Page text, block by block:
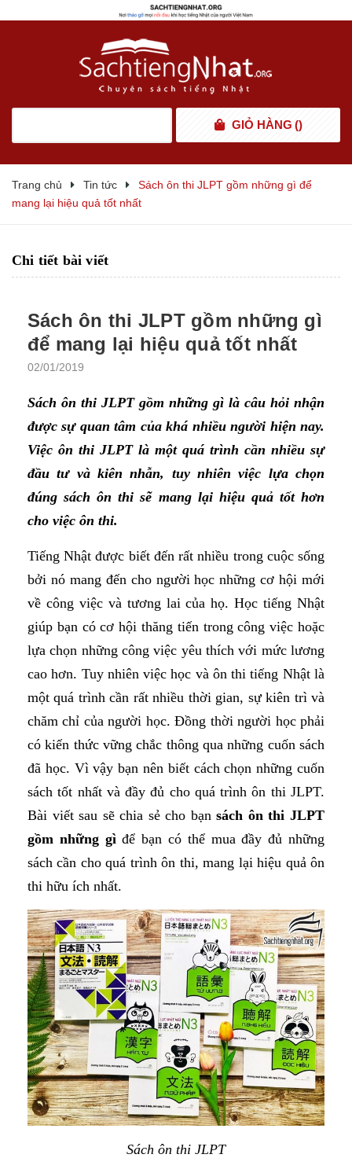
GIỎ HÀNG ()
Trang chủ Tin tức
Sách ôn thi JLPT gồm những gì để
mang lại hiệu quả tốt nhất
Chi tiết bài viết
Sách ôn thi JLPT gồm những gì
để mang lại hiệu quả tốt nhất
02/01/2019
Sách ôn thi JLPT gồm những gì là câu hỏi nhận
được sự quan tâm của khá nhiều người hiện nay.
Việc ôn thi JLPT là một quá trình cần nhiều sự
đầu tư và kiên nhẫn, tuy nhiên việc lựa chọn
đúng sách ôn thi sẽ mang lại hiệu quả tốt hơn
cho việc ôn thi.
Tiếng Nhật được biết đến rất nhiều trong cuộc sống
bởi nó mang đến cho người học những cơ hội mới
về công việc và tương lai của họ. Học tiếng Nhật
giúp bạn có cơ hội thăng tiến trong công việc hoặc
lựa chọn những công việc yêu thích với mức lương
cao hơn. Tuy nhiên việc học và ôn thi tiếng Nhật là
một quá trình cần rất nhiều thời gian, sự kiên trì và
chăm chỉ của người học. Đồng thời người học phải
có kiến thức vững chắc thông qua những cuốn sách
đã học. Vì vậy bạn nên biết cách chọn những cuốn
sách tốt nhất và đầy đủ cho quá trình ôn thi JLPT.
Bài viết sau sẽ chia sẻ cho bạnsách ôn thi JLPT
gồm những gìđể bạn có thể mua đầy đủ những
sách cần cho quá trình ôn thi, mang lại hiệu quả ôn
thi hữu ích nhất.
Sách ôn thi JLPT